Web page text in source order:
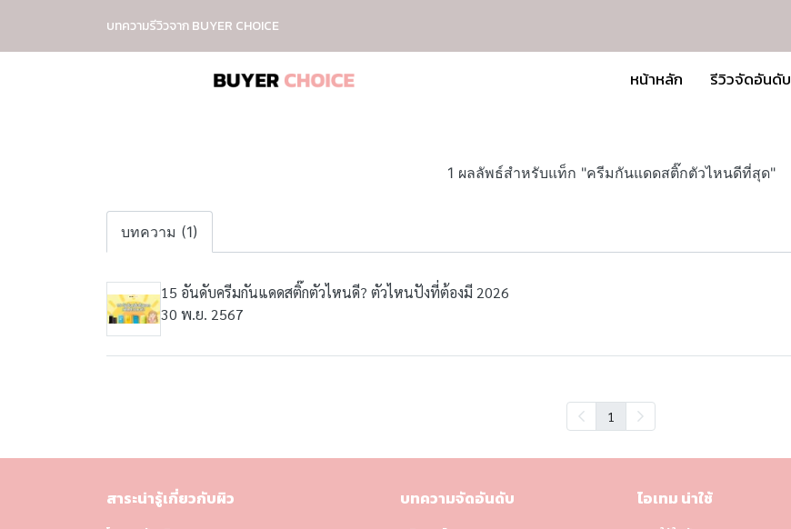
บทความรีวิวจาก BUYER CHOICE
หน้าหลัก รีวิวจัดอันดับ
1 ผลลัพธ์สำหรับแท็ก "ครีมกันแดดสติ๊กตัวไหนดีที่สุด"
บทความ (1)
15 อันดับครีมกันแดดสติ๊กตัวไหนดี? ตัวไหนปังที่ต้องมี 2026
30 พ.ย. 2567
1
สาระน่ารู้เกี่ยวกับผิว บทความจัดอันดับ ไอเทม น่าใช้